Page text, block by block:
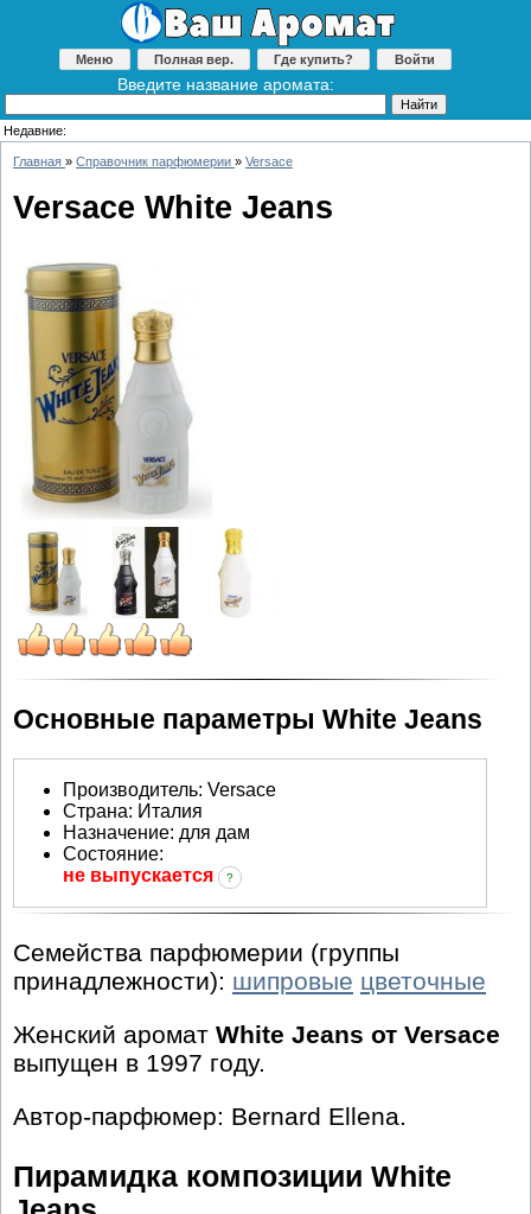
Меню Полная вер. Где купить? Войти
Введите название аромата:
Недавние:
Главная » Справочник парфюмерии » Versace
Versace White Jeans
Основные параметры White Jeans
Производитель: Versace
Страна: Италия
Назначение: для дам
Состояние:
не выпускается
?
Семейства парфюмерии (группы
принадлежности): шипровые цветочные
Женский аромат White Jeans от Versace
выпущен в 1997 году.
Автор-парфюмер: Bernard Ellena.
Пирамидка композиции White